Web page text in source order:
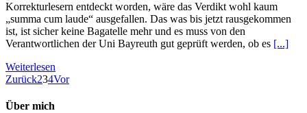
Korrekturlesern entdeckt worden, wäre das Verdikt wohl kaum
„summa cum laude“ ausgefallen. Das was bis jetzt rausgekommen
ist, ist sicher keine Bagatelle mehr und es muss von den
Verantwortlichen der Uni Bayreuth gut geprüft werden, ob es [...]
Weiterlesen
Zurück234Vor
Über mich